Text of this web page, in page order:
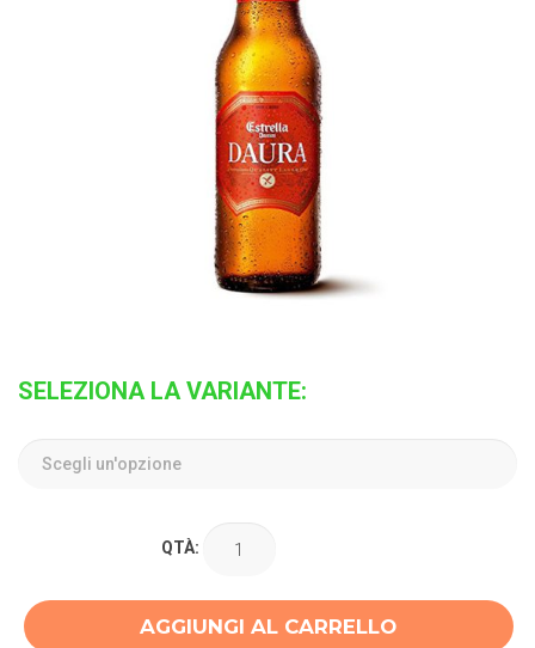
SELEZIONA LA VARIANTE:
QTÀ:
AGGIUNGI AL CARRELLO